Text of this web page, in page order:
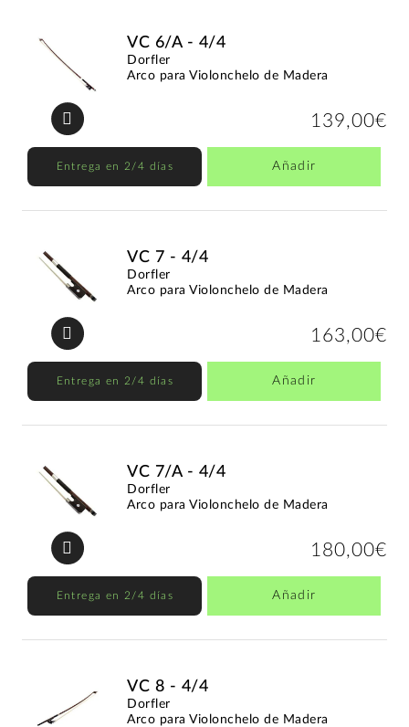
VC 6/A - 4/4
Dorfler
Arco para Violonchelo de Madera
139,00€
Entrega en 2/4 días Añadir
VC 7 - 4/4
Dorfler
Arco para Violonchelo de Madera
163,00€
Entrega en 2/4 días Añadir
VC 7/A - 4/4
Dorfler
Arco para Violonchelo de Madera
180,00€
Entrega en 2/4 días Añadir
VC 8 - 4/4
Dorfler
Arco para Violonchelo de Madera